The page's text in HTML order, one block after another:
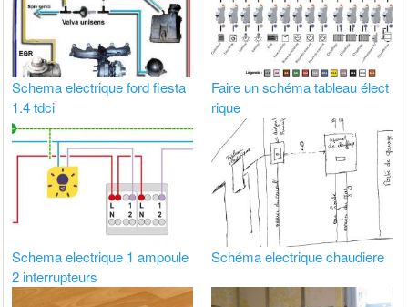
Schema electrique ford fiesta
1.4 tdci
Faire un schéma tableau élect
rique
Schema electrique 1 ampoule
2 interrupteurs
Schéma electrique chaudiere